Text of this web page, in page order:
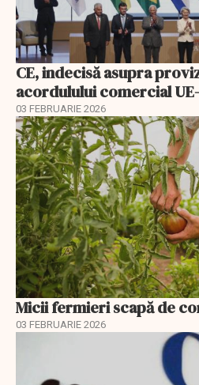
CE, indecisă asupra
acordulului comercial
03 FEBRUARIE 2026
Micii fermieri scapă de
03 FEBRUARIE 2026